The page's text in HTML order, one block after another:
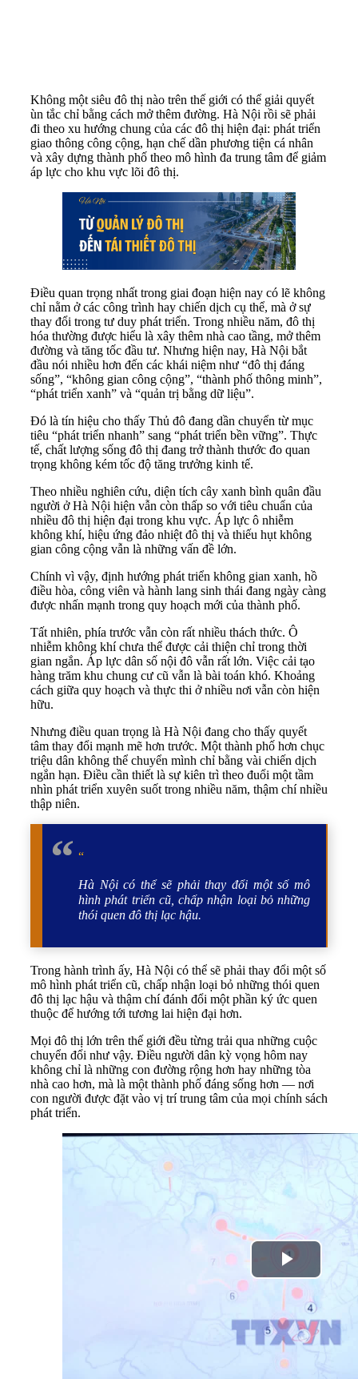
Không một siêu đô thị nào trên thế giới có thể giải quyết
ùn tắc chỉ bằng cách mở thêm đường. Hà Nội rồi sẽ phải
đi theo xu hướng chung của các đô thị hiện đại: phát triển
giao thông công cộng, hạn chế dần phương tiện cá nhân
và xây dựng thành phố theo mô hình đa trung tâm để giảm
áp lực cho khu vực lõi đô thị.
Điều quan trọng nhất trong giai đoạn hiện nay có lẽ không
chỉ nằm ở các công trình hay chiến dịch cụ thể, mà ở sự
thay đổi trong tư duy phát triển. Trong nhiều năm, đô thị
hóa thường được hiểu là xây thêm nhà cao tầng, mở thêm
đường và tăng tốc đầu tư. Nhưng hiện nay, Hà Nội bắt
đầu nói nhiều hơn đến các khái niệm như “đô thị đáng
sống”, “không gian công cộng”, “thành phố thông minh”,
“phát triển xanh” và “quản trị bằng dữ liệu”.
Đó là tín hiệu cho thấy Thủ đô đang dần chuyển từ mục
tiêu “phát triển nhanh” sang “phát triển bền vững”. Thực
tế, chất lượng sống đô thị đang trở thành thước đo quan
trọng không kém tốc độ tăng trưởng kinh tế.
Theo nhiều nghiên cứu, diện tích cây xanh bình quân đầu
người ở Hà Nội hiện vẫn còn thấp so với tiêu chuẩn của
nhiều đô thị hiện đại trong khu vực. Áp lực ô nhiễm
không khí, hiệu ứng đảo nhiệt đô thị và thiếu hụt không
gian công cộng vẫn là những vấn đề lớn.
Chính vì vậy, định hướng phát triển không gian xanh, hồ
điều hòa, công viên và hành lang sinh thái đang ngày càng
được nhấn mạnh trong quy hoạch mới của thành phố.
Tất nhiên, phía trước vẫn còn rất nhiều thách thức. Ô
nhiễm không khí chưa thể được cải thiện chỉ trong thời
gian ngắn. Áp lực dân số nội đô vẫn rất lớn. Việc cải tạo
hàng trăm khu chung cư cũ vẫn là bài toán khó. Khoảng
cách giữa quy hoạch và thực thi ở nhiều nơi vẫn còn hiện
hữu.
Nhưng điều quan trọng là Hà Nội đang cho thấy quyết
tâm thay đổi mạnh mẽ hơn trước. Một thành phố hơn chục
triệu dân không thể chuyển mình chỉ bằng vài chiến dịch
ngắn hạn. Điều cần thiết là sự kiên trì theo đuổi một tầm
nhìn phát triển xuyên suốt trong nhiều năm, thậm chí nhiều
thập niên.
“
Hà Nội có thể sẽ phải thay đổi một số mô
hình phát triển cũ, chấp nhận loại bỏ những
thói quen đô thị lạc hậu.
Trong hành trình ấy, Hà Nội có thể sẽ phải thay đổi một số
mô hình phát triển cũ, chấp nhận loại bỏ những thói quen
đô thị lạc hậu và thậm chí đánh đổi một phần ký ức quen
thuộc để hướng tới tương lai hiện đại hơn.
Mọi đô thị lớn trên thế giới đều từng trải qua những cuộc
chuyển đổi như vậy. Điều người dân kỳ vọng hôm nay
không chỉ là những con đường rộng hơn hay những tòa
nhà cao hơn, mà là một thành phố đáng sống hơn — nơi
con người được đặt vào vị trí trung tâm của mọi chính sách
phát triển.